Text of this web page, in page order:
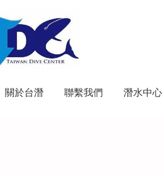
關於台潛 聯繫我們 潛水中心